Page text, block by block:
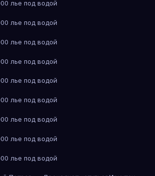
лье под водой
лье под водой
лье под водой
лье под водой
лье под водой
лье под водой
лье под водой
лье под водой
лье под водой